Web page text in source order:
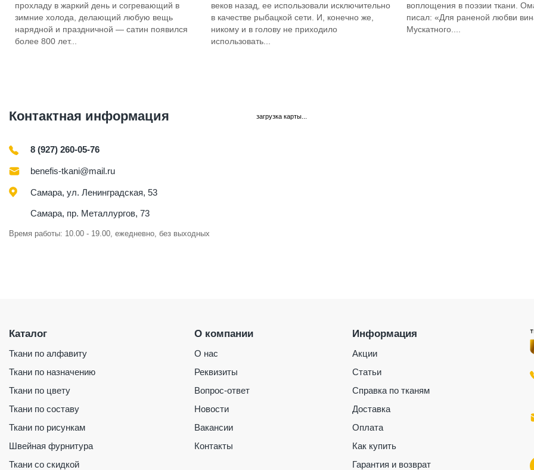
прохладу в жаркий день и согревающий в
зимние холода, делающий любую вещь
нарядной и праздничной — сатин появился
более 800 лет...
веков назад, ее использовали исключительно
в качестве рыбацкой сети. И, конечно же,
никому и в голову не приходило
использовать...
воплощения в поэзии ткани.
писал: «Для раненой любви
Мускатного....
Контактная информация
8 (927) 260-05-76
benefis-tkani@mail.ru
Самара, ул. Ленинградская, 53
Самара, пр. Металлургов, 73
Время работы: 10.00 - 19.00, ежедневно, без выходных
загрузка карты...
Каталог
Ткани по алфавиту
Ткани по назначению
Ткани по цвету
Ткани по составу
Ткани по рисункам
Швейная фурнитура
Ткани со скидкой
О компании
О нас
Реквизиты
Вопрос-ответ
Новости
Вакансии
Контакты
Информация
Акции
Статьи
Справка по тканям
Доставка
Оплата
Как купить
Гарантия и возврат